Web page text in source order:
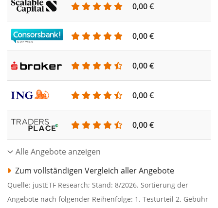
0,00 €
0,00 €
0,00 €
0,00 €
0,00 €
Alle Angebote anzeigen
Zum vollständigen Vergleich aller Angebote
Quelle: justETF Research; Stand: 8/2026. Sortierung der
Angebote nach folgender Reihenfolge: 1. Testurteil 2. Gebühr